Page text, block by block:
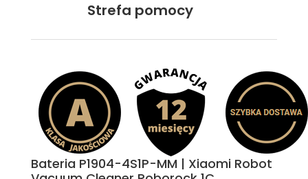
Strefa pomocy
Bateria P1904-4S1P-MM | Xiaomi Robot